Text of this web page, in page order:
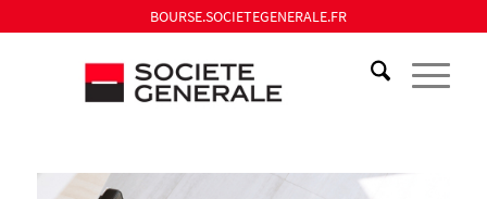
BOURSE.SOCIETEGENERALE.FR